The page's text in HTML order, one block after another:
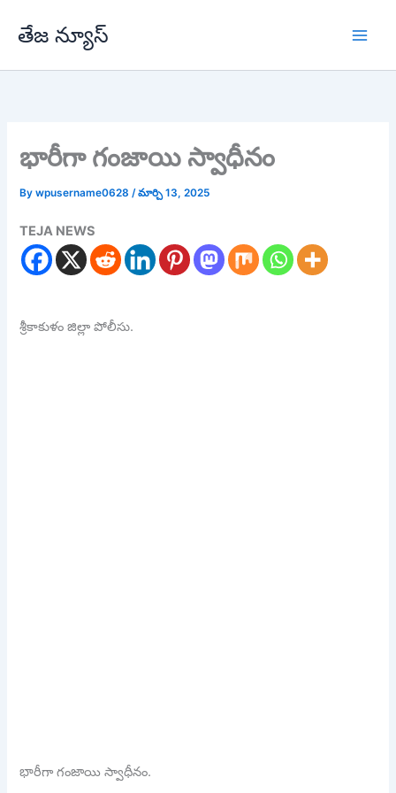
తేజ న్యూస్
భారీగా గంజాయి స్వాధీనం
Bywpusername0628/మార్చి 13, 2025
TEJA NEWS
శ్రీకాకుళం జిల్లా పోలీసు.
భారీగా గంజాయి స్వాధీనం.